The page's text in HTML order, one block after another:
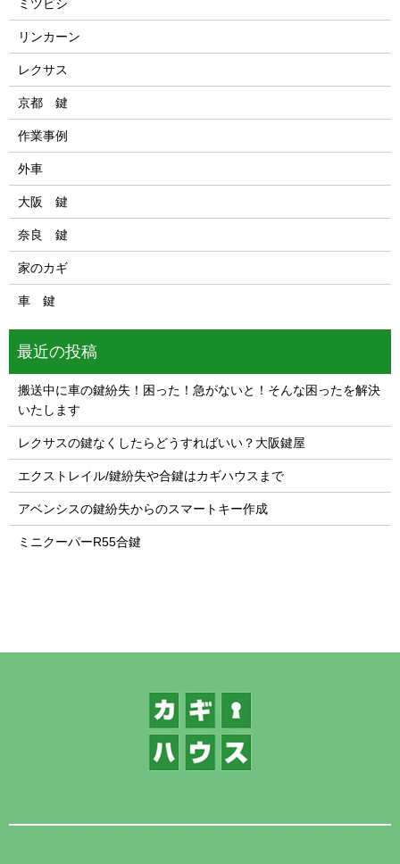
ミツビシ
リンカーン
レクサス
京都 鍵
作業事例
外車
大阪 鍵
奈良 鍵
家のカギ
車 鍵
最近の投稿
搬送中に車の鍵紛失！困った！急がないと！そんな困ったを解決
いたします
レクサスの鍵なくしたらどうすればいい？大阪鍵屋
エクストレイル/鍵紛失や合鍵はカギハウスまで
アベンシスの鍵紛失からのスマートキー作成
ミニクーパーR55合鍵